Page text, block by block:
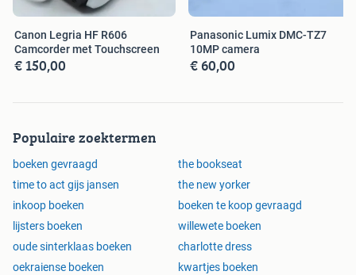
Canon Legria HF R606
Camcorder met Touchscreen
€ 150,00
Panasonic Lumix DMC-TZ7
10MP camera
€ 60,00
Populaire zoektermen
boeken gevraagd
the bookseat
time to act gijs jansen
the new yorker
inkoop boeken
boeken te koop gevraagd
lijsters boeken
willewete boeken
oude sinterklaas boeken
charlotte dress
oekraiense boeken
kwartjes boeken